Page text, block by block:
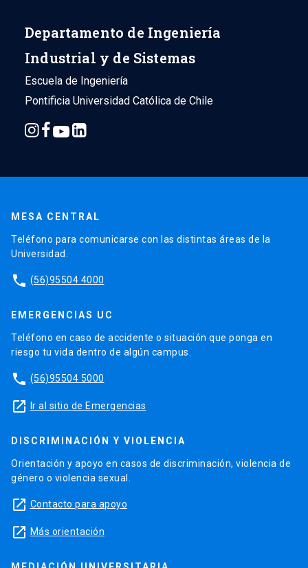
Departamento de Ingeniería
Industrial y de Sistemas
Escuela de Ingeniería
Pontificia Universidad Católica de Chile
MESA CENTRAL
Teléfono para comunicarse con las distintas áreas de la
Universidad.
phone (56)95504 4000
EMERGENCIAS UC
Teléfono en caso de accidente o situación que ponga en
riesgo tu vida dentro de algún campus.
phone (56)95504 5000
launch Ir al sitio de Emergencias
DISCRIMINACIÓN Y VIOLENCIA
Orientación y apoyo en casos de discriminación, violencia de
género o violencia sexual.
launch Contacto para apoyo
launch Más orientación